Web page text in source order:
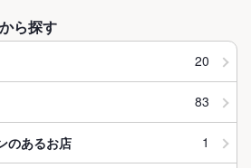
ら探す
20
83
のあるお店 1